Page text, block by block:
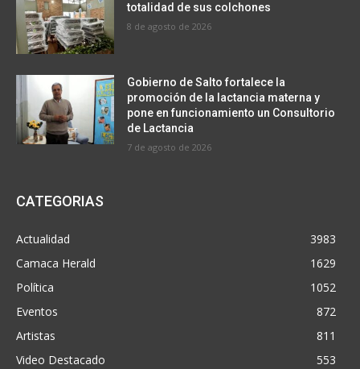
totalidad de sus colchones
8 de agosto de 2026
Gobierno de Salto fortalece la
promoción de la lactancia materna y
pone en funcionamiento un Consultorio
de Lactancia
7 de agosto de 2026
CATEGORIAS
Actualidad
3983
Camaca Herald
1629
Política
1052
Eventos
872
Artistas
811
Video Destacado
553